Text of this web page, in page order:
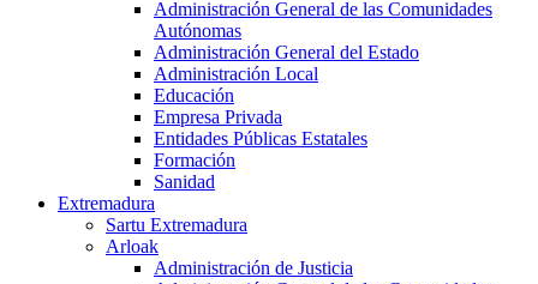
Administración General de las Comunidades
Autónomas
Administración General del Estado
Administración Local
Educación
Empresa Privada
Entidades Públicas Estatales
Formación
Sanidad
Extremadura
Sartu Extremadura
Arloak
Administración de Justicia